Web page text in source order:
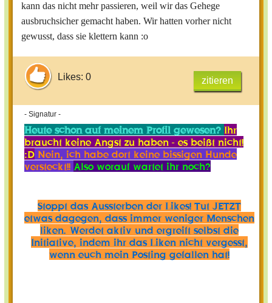
kann das nicht mehr passieren, weil wir das Gehege
ausbruchsicher gemacht haben. Wir hatten vorher nicht
gewusst, dass sie klettern kann :o
Likes: 0 zitieren
- Signatur -
Heute schon auf meinem Profil gewesen? Ihr
braucht keine Angst zu haben - es beißt nicht!
:D Nein, ich habe dort keine bissigen Hunde
versteckt!! Also worauf wartet ihr noch?
Stoppt das Aussterben der Likes! Tut JETZT
etwas dagegen, dass immer weniger Menschen
liken. Werdet aktiv und ergreift selbst die
Initiative, indem ihr das Liken nicht vergesst,
wenn euch mein Posting gefallen hat!